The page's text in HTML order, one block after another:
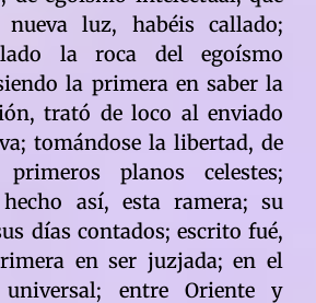
nueva luz, habéis callado;
la roca del egoísmo
la primera en saber la
trató de loco al enviado
tomándose la libertad, de
planos celestes;
así, esta ramera; su
días contados; escrito fué,
en ser juzjada; en el
universal; entre Oriente y